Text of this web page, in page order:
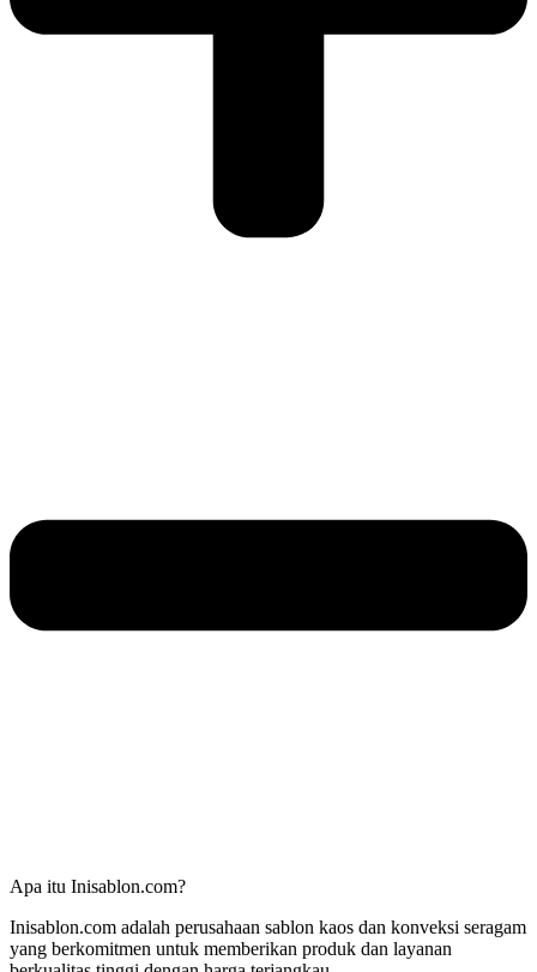
Apa itu Inisablon.com?
Inisablon.com adalah perusahaan sablon kaos dan konveksi seragam
yang berkomitmen untuk memberikan produk dan layanan